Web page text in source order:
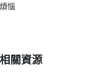
惱
相關資源